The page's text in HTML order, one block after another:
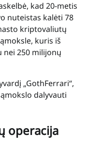
kad 20-metis
nuteistas kalėti 78
kriptovaliutų
kuris iš
nei 250 milijonų
„GothFerrari“,
dalyvauti
operacija